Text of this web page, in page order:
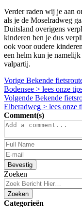
Verder raden wij je aan
als je de Moselradweg
Duitsland overigens
kinderen ben je dus
ook voor oudere
een helm kun je
valpartij.
Vorige Bekende
Bodensee > lees onze
Volgende Bekende
Elberadweg > lees onze
Comment(s)
Bevestig
Zoeken
Zoeken
Categorieën